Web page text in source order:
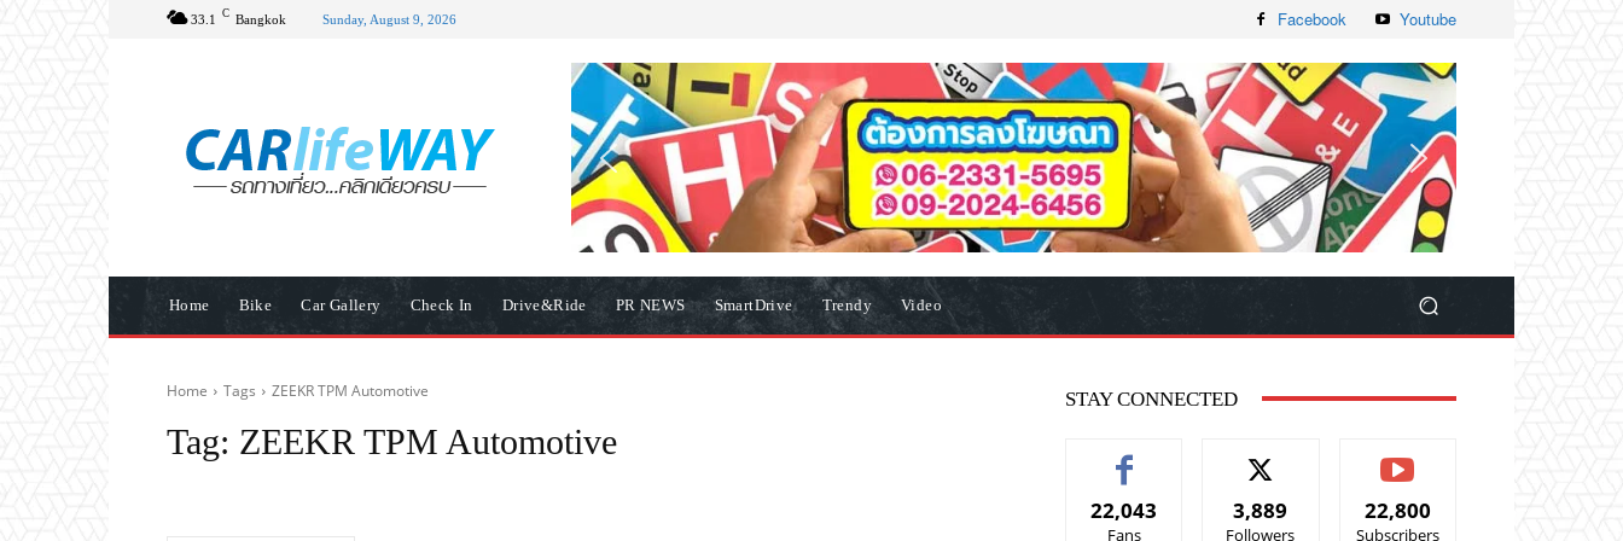
33.1 C Bangkok Sunday, August 9, 2026 Facebook Youtube
Home Bike Car Gallery Check In Drive&Ride PR NEWS SmartDrive Trendy Video
Home Tags ZEEKR TPM Automotive
Tag: ZEEKR TPM Automotive
STAY CONNECTED
22,043
Fans
3,889
Followers
22,800
Subscribers